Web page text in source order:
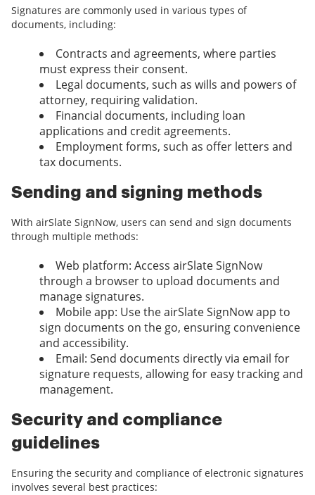
Signatures are commonly used in various types of
documents, including:
Contracts and agreements, where parties
must express their consent.
Legal documents, such as wills and powers of
attorney, requiring validation.
Financial documents, including loan
applications and credit agreements.
Employment forms, such as offer letters and
tax documents.
Sending and signing methods
With airSlate SignNow, users can send and sign documents
through multiple methods:
Web platform: Access airSlate SignNow
through a browser to upload documents and
manage signatures.
Mobile app: Use the airSlate SignNow app to
sign documents on the go, ensuring convenience
and accessibility.
Email: Send documents directly via email for
signature requests, allowing for easy tracking and
management.
Security and compliance
guidelines
Ensuring the security and compliance of electronic signatures
involves several best practices: